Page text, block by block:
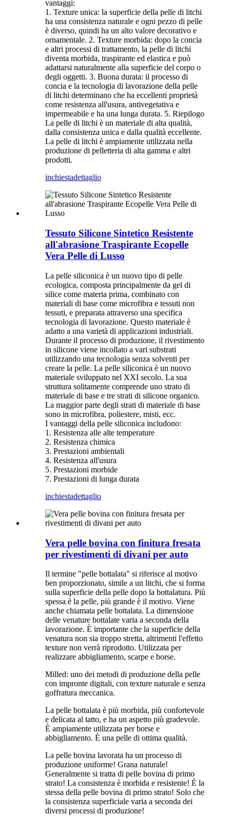
vantaggi:
1. Texture unica: la superficie della pelle di litchi
ha una consistenza naturale e ogni pezzo di pelle
è diverso, quindi ha un alto valore decorativo e
ornamentale. 2. Texture morbida: dopo la concia
e altri processi di trattamento, la pelle di litchi
diventa morbida, traspirante ed elastica e può
adattarsi naturalmente alla superficie del corpo o
degli oggetti. 3. Buona durata: il processo di
concia e la tecnologia di lavorazione della pelle
di litchi determinano che ha eccellenti proprietà
come resistenza all'usura, antivegetativa e
impermeabile e ha una lunga durata. 5. Riepilogo
La pelle di litchi è un materiale di alta qualità,
dalla consistenza unica e dalla qualità eccellente.
La pelle di litchi è ampiamente utilizzata nella
produzione di pelletteria di alta gamma e altri
prodotti.
inchiestadettaglio
Tessuto Silicone Sintetico Resistente
all'abrasione Traspirante Ecopelle
Vera Pelle di Lusso
La pelle siliconica è un nuovo tipo di pelle
ecologica, composta principalmente da gel di
silice come materia prima, combinato con
materiali di base come microfibra e tessuti non
tessuti, e preparata attraverso una specifica
tecnologia di lavorazione. Questo materiale è
adatto a una varietà di applicazioni industriali.
Durante il processo di produzione, il rivestimento
in silicone viene incollato a vari substrati
utilizzando una tecnologia senza solventi per
creare la pelle. La pelle siliconica è un nuovo
materiale sviluppato nel XXI secolo. La sua
struttura solitamente comprende uno strato di
materiale di base e tre strati di silicone organico.
La maggior parte degli strati di materiale di base
sono in microfibra, poliestere, misti, ecc.
I vantaggi della pelle siliconica includono:
1. Resistenza alle alte temperature
2. Resistenza chimica
3. Prestazioni ambientali
4. Resistenza all'usura
5. Prestazioni morbide
7. Prestazioni di lunga durata
inchiestadettaglio
Vera pelle bovina con finitura fresata
per rivestimenti di divani per auto
Il termine "pelle bottalata" si riferisce al motivo
ben proporzionato, simile a un litchi, che si forma
sulla superficie della pelle dopo la bottalatura. Più
spessa è la pelle, più grande è il motivo. Viene
anche chiamata pelle bottalata. La dimensione
delle venature bottalate varia a seconda della
lavorazione. È importante che la superficie della
venatura non sia troppo stretta, altrimenti l'effetto
texture non verrà riprodotto. Utilizzata per
realizzare abbigliamento, scarpe e borse.
Milled: uno dei metodi di produzione della pelle
con impronte digitali, con texture naturale e senza
goffratura meccanica.
La pelle bottalata è più morbida, più confortevole
e delicata al tatto, e ha un aspetto più gradevole.
È ampiamente utilizzata per borse e
abbigliamento. È una pelle di ottima qualità.
La pelle bovina lavorata ha un processo di
produzione uniforme! Grana naturale!
Generalmente si tratta di pelle bovina di primo
strato! La consistenza è morbida e resistente! È la
stessa della pelle bovina di primo strato! Solo che
la consistenza superficiale varia a seconda dei
diversi processi di produzione!